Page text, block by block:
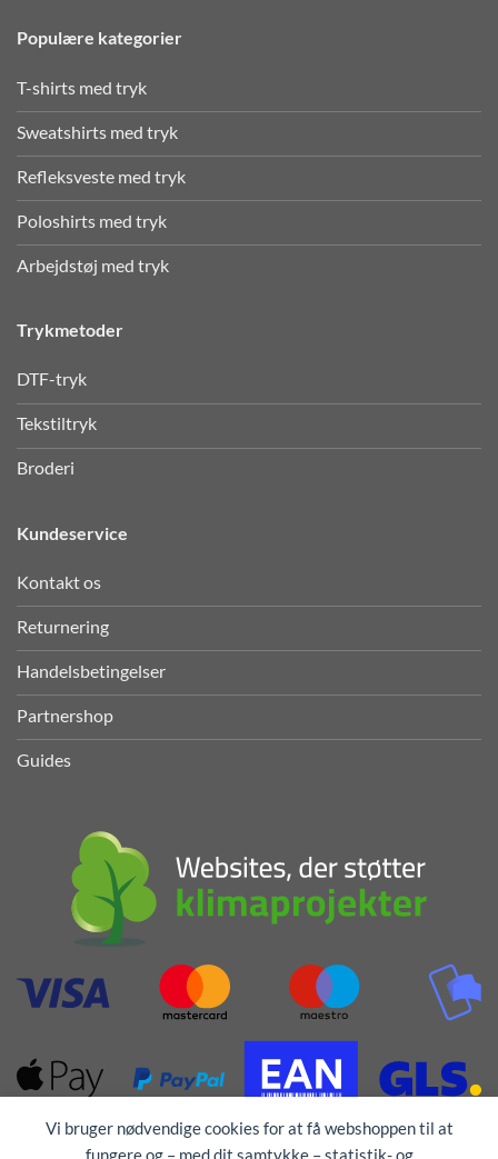
Vi bruger nødvendige cookies for at få webshoppen til at
fungere og – med dit samtykke – statistik- og
Populære kategorier
T-shirts med tryk
Sweatshirts med tryk
Refleksveste med tryk
Poloshirts med tryk
Arbejdstøj med tryk
Trykmetoder
DTF-tryk
Tekstiltryk
Broderi
Kundeservice
Kontakt os
Returnering
Handelsbetingelser
Partnershop
Guides